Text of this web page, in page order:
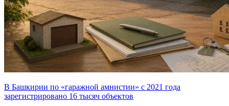
В Башкирии по «гаражной амнистии» с 2021 года
зарегистрировано 16 тысяч объектов